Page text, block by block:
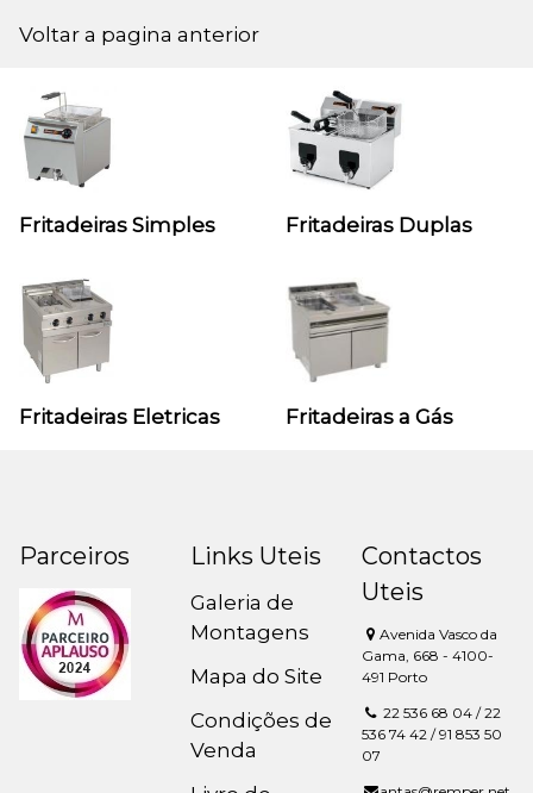
Voltar a pagina anterior
Fritadeiras Simples Fritadeiras Duplas
Fritadeiras Eletricas Fritadeiras a Gás
Parceiros Links Uteis
Galeria de
Montagens
Mapa do Site
Condições de
Venda
Contactos
Uteis
Avenida Vasco da
Gama, 668 - 4100-
491 Porto
22 536 68 04 / 22
536 74 42 / 91 853 50
07